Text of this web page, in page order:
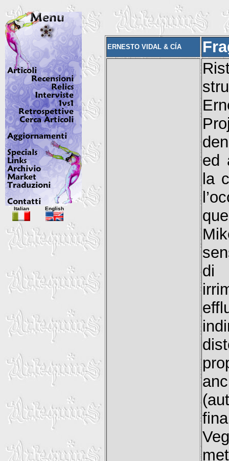
ERNESTO VIDAL & CÍA
ed
la
di
Italian English